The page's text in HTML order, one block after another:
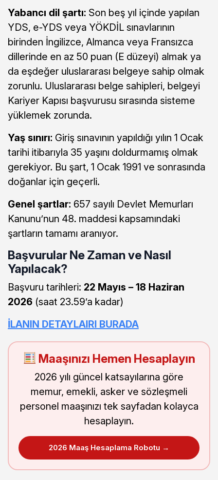
Yabancı dil şartı: Son beş yıl içinde yapılan
YDS, e-YDS veya YÖKDİL sınavlarının
birinden İngilizce, Almanca veya Fransızca
dillerinde en az 50 puan (E düzeyi) almak ya
da eşdeğer uluslararası belgeye sahip olmak
zorunlu. Uluslararası belge sahipleri, belgeyi
Kariyer Kapısı başvurusu sırasında sisteme
yüklemek zorunda.
Yaş sınırı: Giriş sınavının yapıldığı yılın 1 Ocak
tarihi itibarıyla 35 yaşını doldurmamış olmak
gerekiyor. Bu şart, 1 Ocak 1991 ve sonrasında
doğanlar için geçerli.
Genel şartlar: 657 sayılı Devlet Memurları
Kanunu’nun 48. maddesi kapsamındaki
şartların tamamı aranıyor.
Başvurular Ne Zaman ve Nasıl
Yapılacak?
Başvuru tarihleri: 22 Mayıs – 18 Haziran
2026 (saat 23.59’a kadar)
İLANIN DETAYLAIRI BURADA
Maaşınızı Hemen Hesaplayın
2026 yılı güncel katsayılarına göre
memur, emekli, asker ve sözleşmeli
personel maaşınızı tek sayfadan kolayca
hesaplayın.
2026 Maaş Hesaplama Robotu →